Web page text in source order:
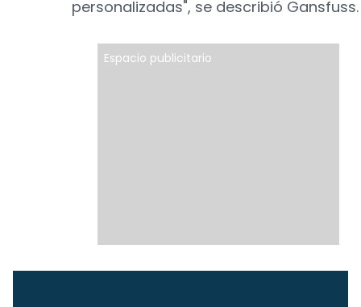
personalizadas", se describió Gansfuss.
Espacio publicitario